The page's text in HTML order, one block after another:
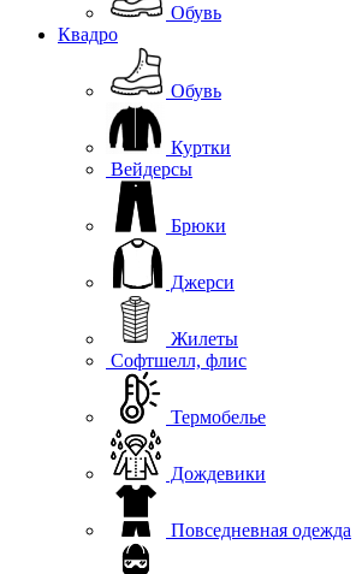
Обувь
Квадро
Обувь
Куртки
Вейдерсы
Брюки
Джерси
Жилеты
Софтшелл, флис
Термобелье
Дождевики
Повседневная одежда